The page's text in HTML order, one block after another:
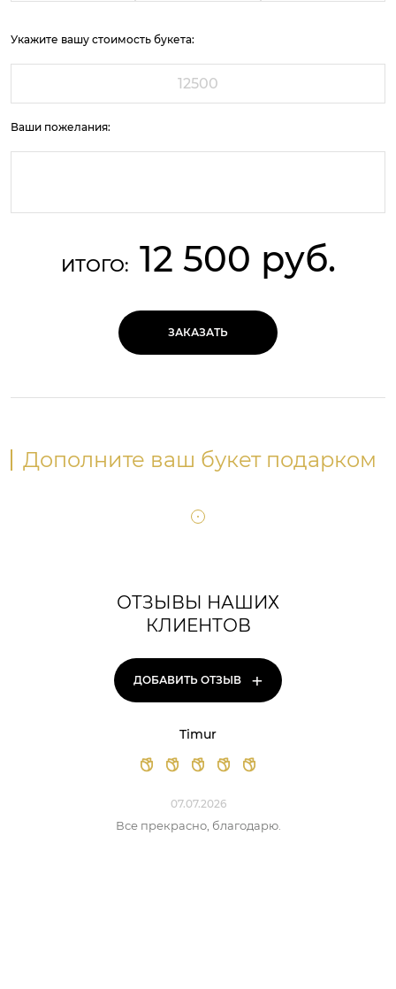
Укажите вашу стоимость букета:
Ваши пожелания:
ИТОГО: 12 500 руб.
ЗАКАЗАТЬ
Дополните ваш букет подарком
ОТЗЫВЫ НАШИХ
КЛИЕНТОВ
ДОБАВИТЬ ОТЗЫВ +
Timur
07.07.2026
Все прекрасно, благодарю.